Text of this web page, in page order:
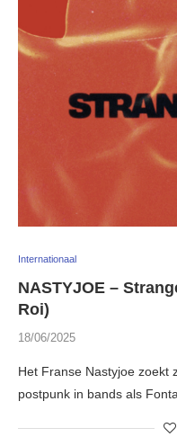
Internationaal
NASTYJOE –
Roi)
18/06/2025
Het Franse Nastyjoe zoekt
postpunk in bands als